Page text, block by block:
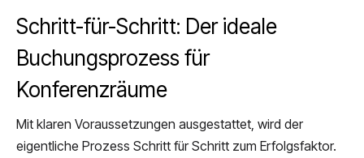
Schritt-für-Schritt: Der ideale
Buchungsprozess für
Konferenzräume
Mit klaren Voraussetzungen ausgestattet, wird der
eigentliche Prozess Schritt für Schritt zum Erfolgsfaktor.